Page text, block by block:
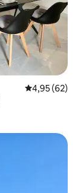
Prosečna
4,95 (62)